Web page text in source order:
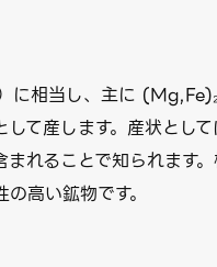
相当し、主に
産します。産状とし
れることで知られます
高い鉱物です。